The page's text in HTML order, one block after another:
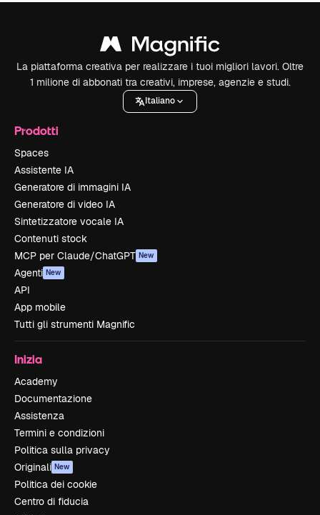
La piattaforma creativa per realizzare i tuoi migliori lavori. Oltre
1 milione di abbonati tra creativi, imprese, agenzie e studi.
Italiano
Prodotti
Spaces
Assistente IA
Generatore di immagini IA
Generatore di video IA
Sintetizzatore vocale IA
Contenuti stock
MCP per Claude/ChatGPT New
Agenti New
API
App mobile
Tutti gli strumenti Magnific
Inizia
Academy
Documentazione
Assistenza
Termini e condizioni
Politica sulla privacy
Originali New
Politica dei cookie
Centro di fiducia